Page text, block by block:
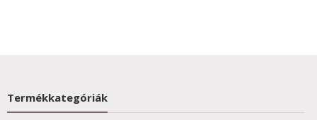
Termékkategóriák